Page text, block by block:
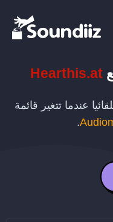
Hearthis.at
عندما تتغير قائمة
.